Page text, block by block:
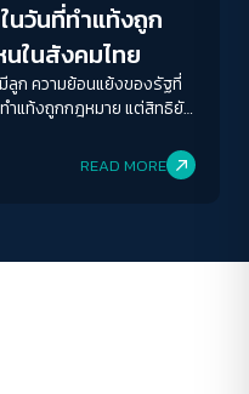
นวันที่ทำแท้งถูก
ในสังคมไทย
ลูก ความย้อนแย้งของรัฐที่
ำแท้งถูกกฎหมาย แต่สิทธิยัง
READ MORE
มาก มากที่สุด
Deutan Tritan